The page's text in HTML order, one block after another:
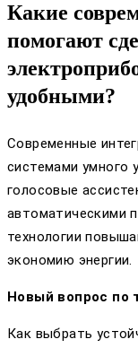
Какие
помогают
удобными?
Современные
системами умного
голосовые
автоматическими
технологии
экономию энергии.
Новый вопрос по
Как выбрать